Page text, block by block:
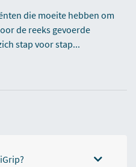
die moeite hebben om
de reeks gevoerde
stap voor stap...